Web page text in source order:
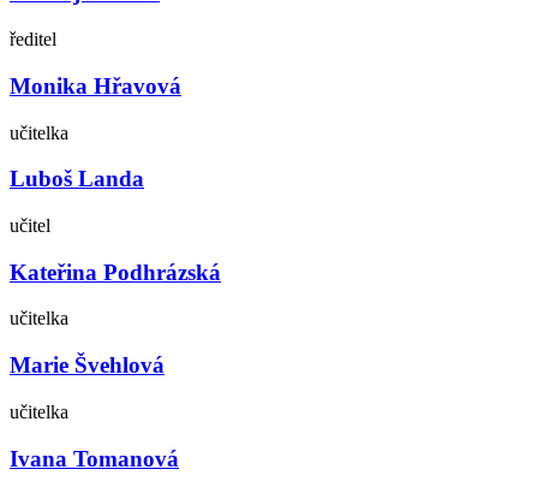
ředitel
Monika Hřavová
učitelka
Luboš Landa
učitel
Kateřina Podhrázská
učitelka
Marie Švehlová
učitelka
Ivana Tomanová